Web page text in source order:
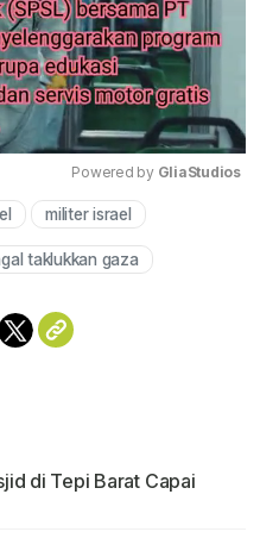
Powered by GliaStudios
militer israel
taklukkan gaza
di Tepi Barat Capai